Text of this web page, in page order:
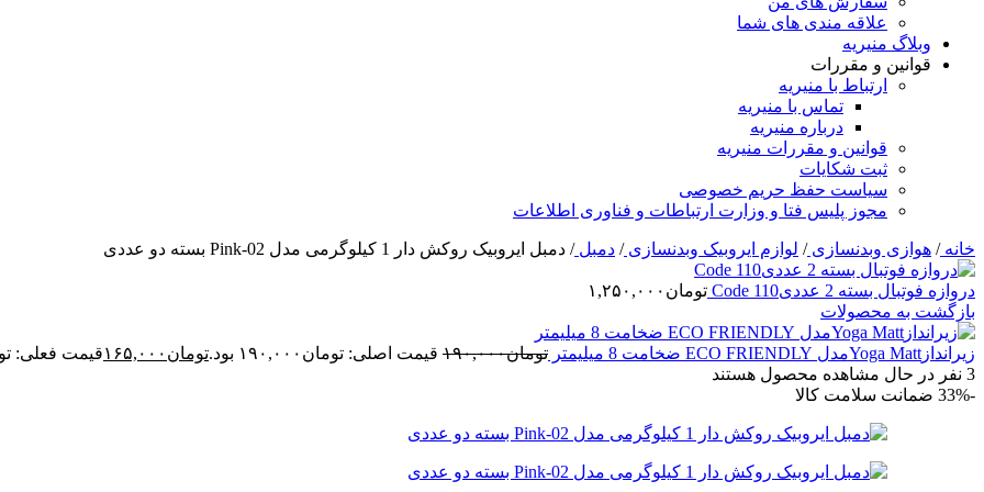
علاقه مندی های شما
وبلاگ منیریه
قوانین و مقررات
ارتباط با منیریه
تماس با منیریه
درباره منیریه
قوانین و مقررات منیریه
ثبت شکایات
سیاست حفظ حریم خصوصی
مجوز پلیس فتا و وزارت ارتباطات و فناوری اطلاعات
خانه/ هوازی وبدنسازی/ لوازم ایروبیک وبدنسازی/ دمبل/ دمبل ایروبیک روکش دار 1 کیلوگرمی مدل 02-Pink بسته دو عددی
دروازه فوتبال بسته 2 عددیCode 110 تومان ۱,۲۵۰,۰۰۰
بازگشت به محصولات
زیراندازYoga Mattمدل ECO FRIENDLY ضخامت 8 میلیمتر تومان۱۹۰,۰۰۰ قیمت اصلی: تومان۱۹۰,۰۰۰ بود. تومان ۱۶۵,۰۰۰قیمت فعلی:
3 نفر در حال مشاهده محصول هستند
-33%
ضمانت سلامت کالا